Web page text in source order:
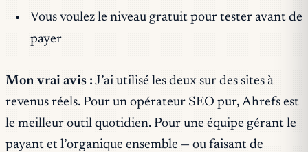
Vous voulez le niveau gratuit pour tester avant de
payer
Mon vrai avis : J’ai utilisé les deux sur des sites à
revenus réels. Pour un opérateur SEO pur, Ahrefs est
le meilleur outil quotidien. Pour une équipe gérant le
payant et l’organique ensemble — ou faisant de